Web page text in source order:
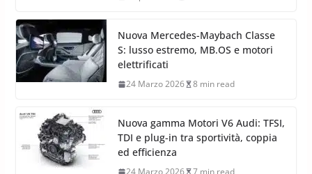
Nuova Mercedes-Maybach Classe
S: lusso estremo, MB.OS e motori
elettrificati
24 Marzo 2026 8 min read
Nuova gamma Motori V6 Audi: TFSI,
TDI e plug-in tra sportività, coppia
ed efficienza